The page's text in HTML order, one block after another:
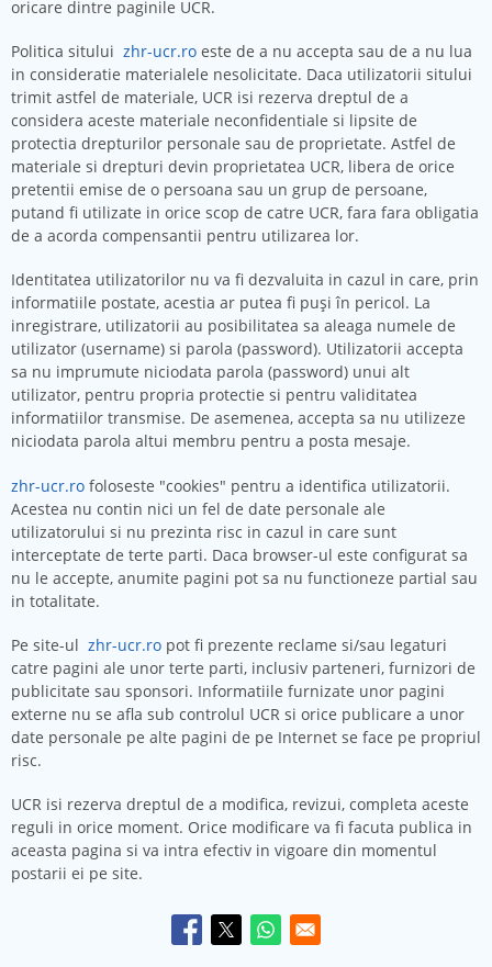
oricare dintre paginile UCR.
Politica sitului zhr-ucr.ro este de a nu accepta sau de a nu lua
in consideratie materialele nesolicitate. Daca utilizatorii sitului
trimit astfel de materiale, UCR isi rezerva dreptul de a
considera aceste materiale neconfidentiale si lipsite de
protectia drepturilor personale sau de proprietate. Astfel de
materiale si drepturi devin proprietatea UCR, libera de orice
pretentii emise de o persoana sau un grup de persoane,
putand fi utilizate in orice scop de catre UCR, fara fara obligatia
de a acorda compensantii pentru utilizarea lor.
Identitatea utilizatorilor nu va fi dezvaluita in cazul in care, prin
informatiile postate, acestia ar putea fi puşi în pericol. La
inregistrare, utilizatorii au posibilitatea sa aleaga numele de
utilizator (username) si parola (password). Utilizatorii accepta
sa nu imprumute niciodata parola (password) unui alt
utilizator, pentru propria protectie si pentru validitatea
informatiilor transmise. De asemenea, accepta sa nu utilizeze
niciodata parola altui membru pentru a posta mesaje.
zhr-ucr.ro foloseste "cookies" pentru a identifica utilizatorii.
Acestea nu contin nici un fel de date personale ale
utilizatorului si nu prezinta risc in cazul in care sunt
interceptate de terte parti. Daca browser-ul este configurat sa
nu le accepte, anumite pagini pot sa nu functioneze partial sau
in totalitate.
Pe site-ul zhr-ucr.ro pot fi prezente reclame si/sau legaturi
catre pagini ale unor terte parti, inclusiv parteneri, furnizori de
publicitate sau sponsori. Informatiile furnizate unor pagini
externe nu se afla sub controlul UCR si orice publicare a unor
date personale pe alte pagini de pe Internet se face pe propriul
risc.
UCR isi rezerva dreptul de a modifica, revizui, completa aceste
reguli in orice moment. Orice modificare va fi facuta publica in
aceasta pagina si va intra efectiv in vigoare din momentul
postarii ei pe site.